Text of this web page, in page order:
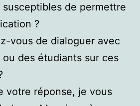
de permettre
?
vous de dialoguer avec
ou des étudiants sur ces
votre réponse, je vous